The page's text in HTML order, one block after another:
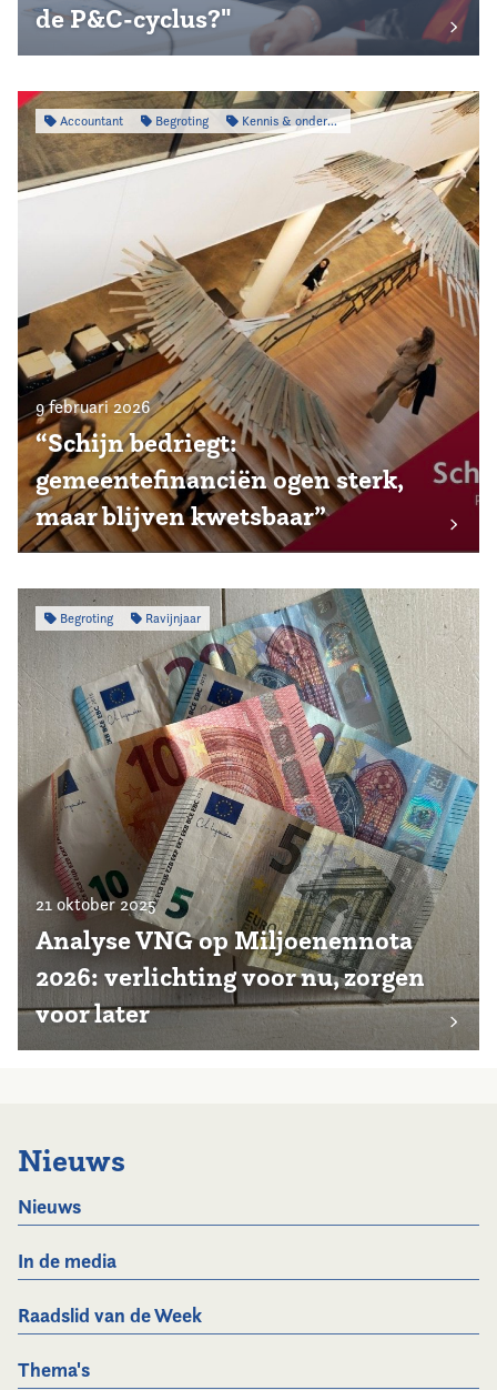
de P&C-cyclus?"
Accountant Begroting Kennis & onderzoek
9 februari 2026
“Schijn bedriegt:
gemeentefinanciën ogen sterk,
maar blijven kwetsbaar”
Begroting Ravijnjaar
21 oktober 2025
Analyse VNG op Miljoenennota
2026: verlichting voor nu, zorgen
voor later
Nieuws
Nieuws
In de media
Raadslid van de Week
Thema's